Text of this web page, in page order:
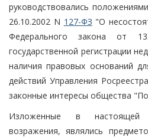
руководствовались
26.10.2002 N 127-ФЗ "О
Федерального закона от
государственной регистрации
наличия правовых оснований
действий Управления
законные интересы общества
Изложенные в настоящей
возражения, являлись